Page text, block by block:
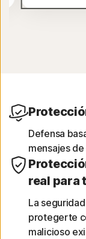
Defensa
mensajes
real para
La
protegerte
malicioso